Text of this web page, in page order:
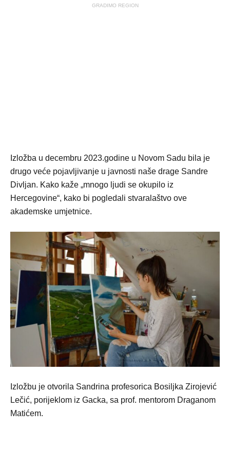
GRADIMO REGION
Izložba u decembru 2023.godine u Novom Sadu bila je
drugo veće pojavljivanje u javnosti naše drage Sandre
Divljan. Kako kaže „mnogo ljudi se okupilo iz
Hercegovine“, kako bi pogledali stvaralaštvo ove
akademske umjetnice.
Izložbu je otvorila Sandrina profesorica Bosiljka Zirojević
Lečić, porijeklom iz Gacka, sa prof. mentorom Draganom
Matićem.